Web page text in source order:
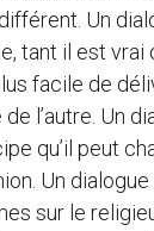
Un
tant il est vrai
facile de
l’autre. Un
qu’il peut
Un
sur le